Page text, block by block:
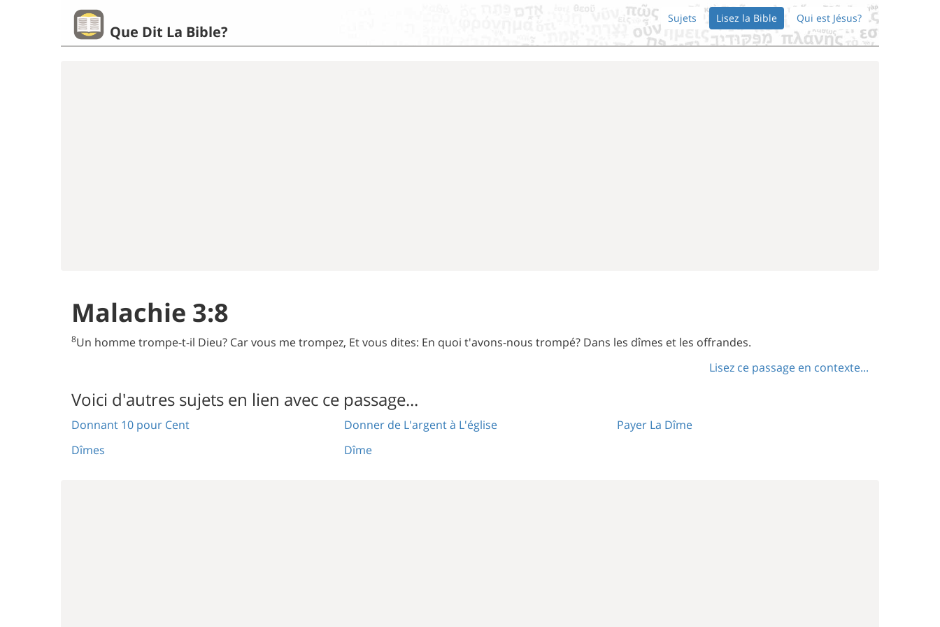
Que Dit La Bible?
Sujets Lisez la Bible Qui est Jésus?
Malachie 3:8
8Un homme trompe-t-il Dieu? Car vous me trompez, Et vous dites: En quoi t'avons-nous trompé? Dans les dîmes et les offrandes.
Lisez ce passage en contexte...
Voici d'autres sujets en lien avec ce passage...
Donnant 10 pour Cent
Dîmes
Donner de L'argent à L'église
Dîme
Payer La Dîme